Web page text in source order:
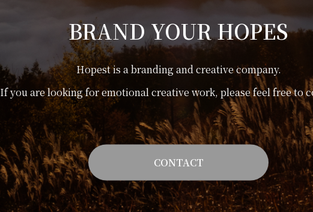
BRAND YOUR HOPES
Hopest is a branding and creative company.
If you are looking for emotional creative work, please feel free to
CONTACT